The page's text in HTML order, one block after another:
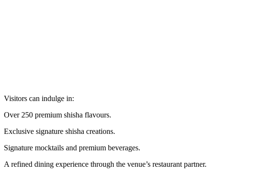
Visitors can indulge in:
Over 250 premium shisha flavours.
Exclusive signature shisha creations.
Signature mocktails and premium beverages.
A refined dining experience through the venue’s restaurant partner.